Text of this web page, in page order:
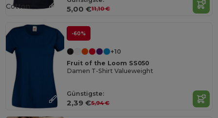
5,00 €11,10 €
Cotton
-60%
+10
Fruit of the Loom SS050
Damen T-Shirt Valueweight
Günstigste:
2,39 €5,94 €